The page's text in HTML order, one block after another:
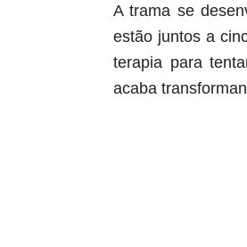
A trama se
estão juntos a
terapia para
acaba